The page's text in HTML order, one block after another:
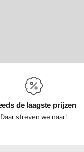
de laagste prijzen
Daar streven we naar!